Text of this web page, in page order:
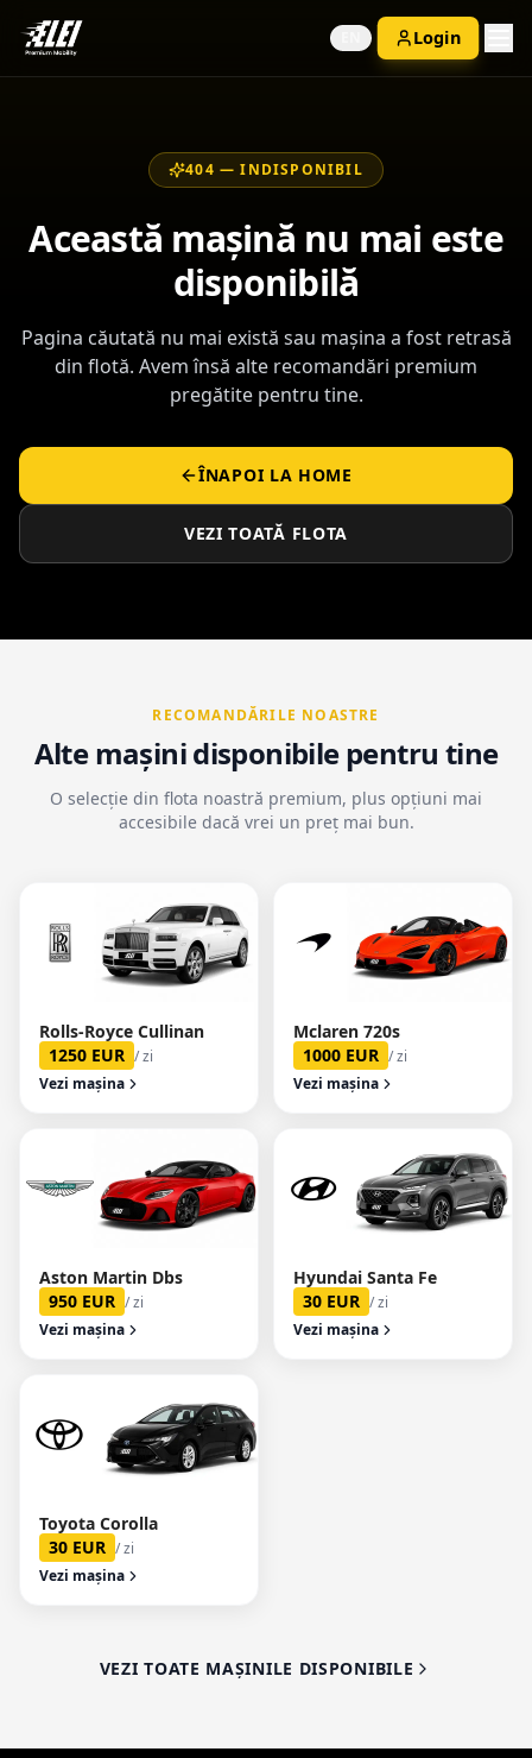
Login
404 —INDISPONIBIL
Această mașină nu mai este
disponibilă
Pagina căutată nu mai există sau mașina a fost retrasă
din flotă. Avem însă alte recomandări premium
pregătite pentru tine.
ÎNAPOI LA HOME
VEZI TOATĂ FLOTA
RECOMANDĂRILE NOASTRE
Alte mașini disponibile pentru tine
O selecție din flota noastră premium, plus opțiuni mai
accesibile dacă vrei un preț mai bun.
Rolls-Royce Cullinan
1250 EUR / zi
Vezi mașina
Mclaren 720s
1000 EUR / zi
Vezi mașina
Aston Martin Dbs
950 EUR / zi
Vezi mașina
Hyundai Santa Fe
30 EUR / zi
Vezi mașina
Toyota Corolla
30 EUR / zi
Vezi mașina
VEZI TOATE MAȘINILE DISPONIBILE